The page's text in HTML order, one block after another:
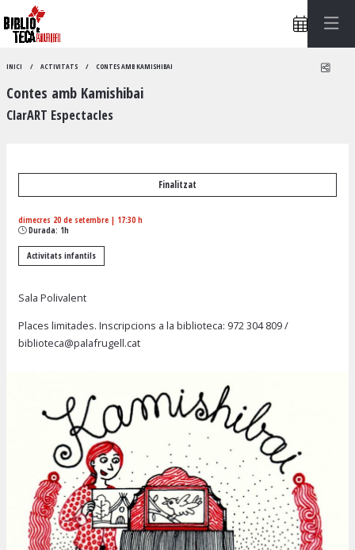
INICI ACTIVITATS CONTES AMB KAMISHIBAI
Contes amb Kamishibai
ClarART Espectacles
Finalitzat
dimecres 20 de setembre | 17:30 h
Durada: 1h
Activitats infantils
Sala Polivalent
Places limitades. Inscripcions a la biblioteca: 972 304 809 /
biblioteca@palafrugell.cat